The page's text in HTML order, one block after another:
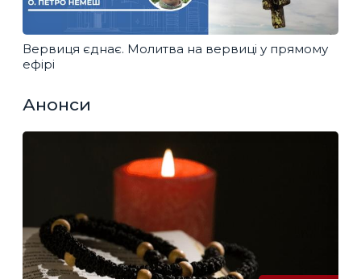
Вервиця єднає. Молитва на вервиці у прямому
ефірі
Анонси